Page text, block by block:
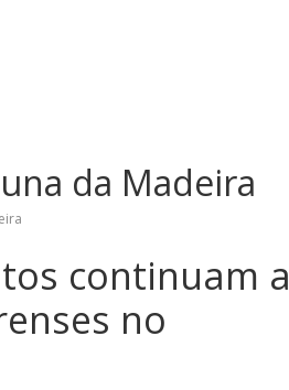
da Madeira
continuam a
no